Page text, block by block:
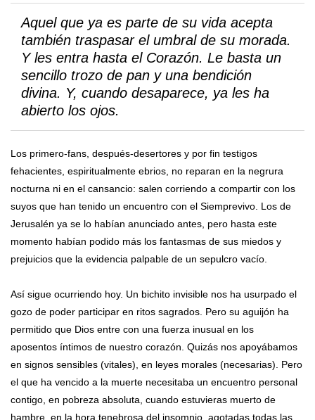
Aquel que ya es parte de su vida acepta
también traspasar el umbral de su morada.
Y les entra hasta el Corazón. Le basta un
sencillo trozo de pan y una bendición
divina. Y, cuando desaparece, ya les ha
abierto los ojos.
Los primero-fans, después-desertores y por fin testigos
fehacientes, espiritualmente ebrios, no reparan en la negrura
nocturna ni en el cansancio: salen corriendo a compartir con los
suyos que han tenido un encuentro con el Siemprevivo. Los de
Jerusalén ya se lo habían anunciado antes, pero hasta este
momento habían podido más los fantasmas de sus miedos y
prejuicios que la evidencia palpable de un sepulcro vacío.
Así sigue ocurriendo hoy. Un bichito invisible nos ha usurpado el
gozo de poder participar en ritos sagrados. Pero su aguijón ha
permitido que Dios entre con una fuerza inusual en los
aposentos íntimos de nuestro corazón. Quizás nos apoyábamos
en signos sensibles (vitales), en leyes morales (necesarias). Pero
el que ha vencido a la muerte necesitaba un encuentro personal
contigo, en pobreza absoluta, cuando estuvieras muerto de
hambre, en la hora tenebrosa del insomnio, agotadas todas las